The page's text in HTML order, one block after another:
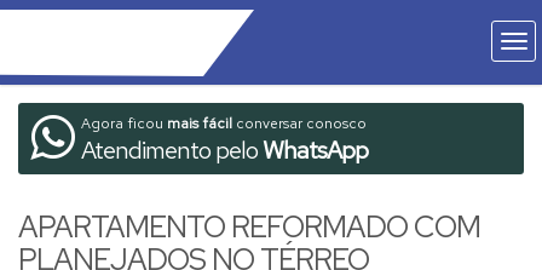
Agora ficou mais fácil conversar conosco
Atendimento peloWhatsApp
APARTAMENTO REFORMADO COM
PLANEJADOS NO TÉRREO